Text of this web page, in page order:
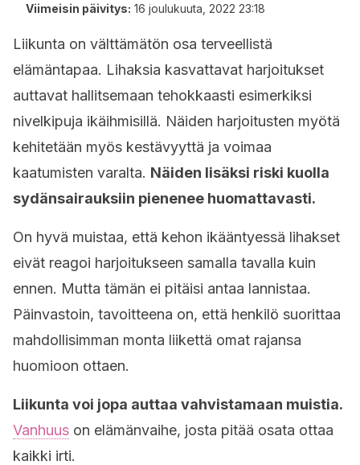
Viimeisin päivitys: 16 joulukuuta, 2022 23:18
Liikunta on välttämätön osa terveellistä
elämäntapaa. Lihaksia kasvattavat harjoitukset
auttavat hallitsemaan tehokkaasti esimerkiksi
nivelkipuja ikäihmisillä. Näiden harjoitusten myötä
kehitetään myös kestävyyttä ja voimaa
kaatumisten varalta. Näiden lisäksi riski kuolla
sydänsairauksiin pienenee huomattavasti.
On hyvä muistaa, että kehon ikääntyessä lihakset
eivät reagoi harjoitukseen samalla tavalla kuin
ennen. Mutta tämän ei pitäisi antaa lannistaa.
Päinvastoin, tavoitteena on, että henkilö suorittaa
mahdollisimman monta liikettä omat rajansa
huomioon ottaen.
Liikunta voi jopa auttaa vahvistamaan muistia.
Vanhuus on elämänvaihe, josta pitää osata ottaa
kaikki irti.